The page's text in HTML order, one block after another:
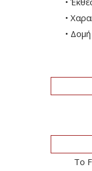
•
• Δομή
Το